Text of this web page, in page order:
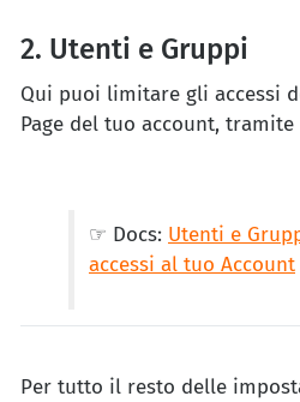
2. Utenti e Gruppi
Qui puoi limitare gli accessi
Page del tuo account,
☞ Docs: Utenti e
accessi al tuo Account
Per tutto il resto delle